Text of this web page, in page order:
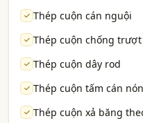
Thép cuộn cán nguội
Thép cuộn chống trượt
Thép cuộn dây rod
Thép cuộn tấm cán
Thép cuộn xả băng